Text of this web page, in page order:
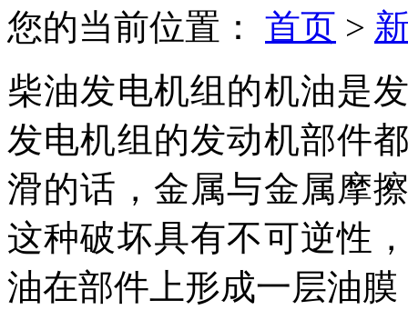
您的当前位置： 首页 >
柴油发电机组的机油是
发电机组的发动机部件
滑的话，金属与金属摩
这种破坏具有不可逆性
油在部件上形成一层油